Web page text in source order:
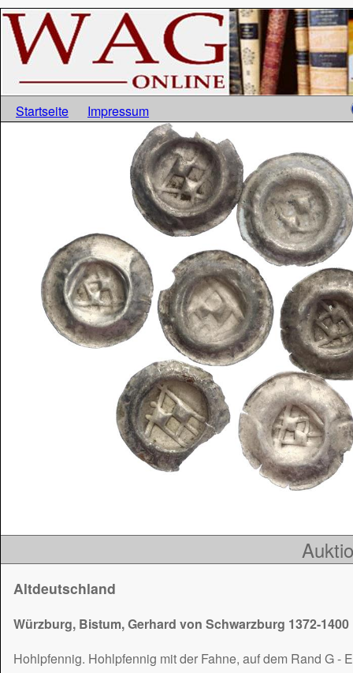
Startseite Impressum
Altdeutschland
Würzburg, Bistum, Gerhard von Schwarzburg 1372-1400
Hohlpfennig. Hohlpfennig mit der Fahne, auf dem Rand G -